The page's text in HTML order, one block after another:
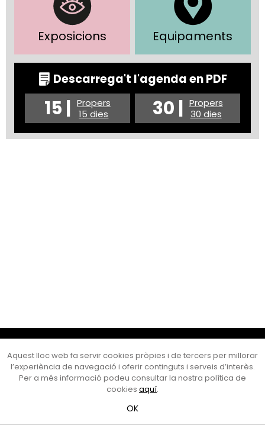
Exposicions Equipaments
Descarrega't l'agenda en PDF
15 | Propers
15 dies
30 | Propers
30 dies
Cultura Mataró
Ajuntament de Mataró
C. de Sant Josep, 9 (Mataró, 08302)
Horari d'obertura: dilluns, dimecres i divendres de 10 a 13 h.
al telèfon al 93 758 23 61
Bústia ciutadana
Aquest lloc web fa servir cookies pròpies i de tercers per millorar
l’experiència de navegació i oferir continguts i serveis d’interès.
Per a més informació podeu consultar la nostra política de
cookies aquí.
OK